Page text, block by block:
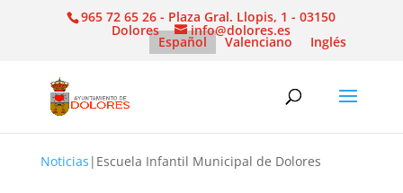
965 72 65 26 - Plaza Gral. Llopis, 1 - 03150
Dolores info@dolores.es
Español Valenciano Inglés
Noticias | Escuela Infantil Municipal de Dolores